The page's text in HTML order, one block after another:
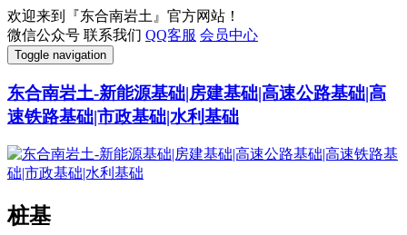
欢迎来到『东合南岩土』官方网站！
微信公众号 联系我们 QQ客服 会员中心
Toggle navigation
东合南岩土-新能源基础|房建基础|高速公路基础|高
速铁路基础|市政基础|水利基础
桩基